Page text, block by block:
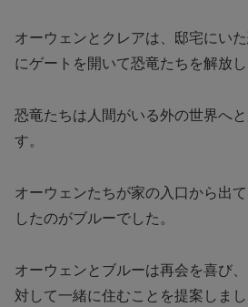
オーウェンとクレアは、邸宅にい
にゲートを開いて恐竜たちを解放し
恐竜たちは人間がいる外の世界へ
す。
オーウェンたちが家の入口から出
したのがブルーでした。
オーウェンとブルーは再会を喜び
対して一緒に住むことを提案しまし